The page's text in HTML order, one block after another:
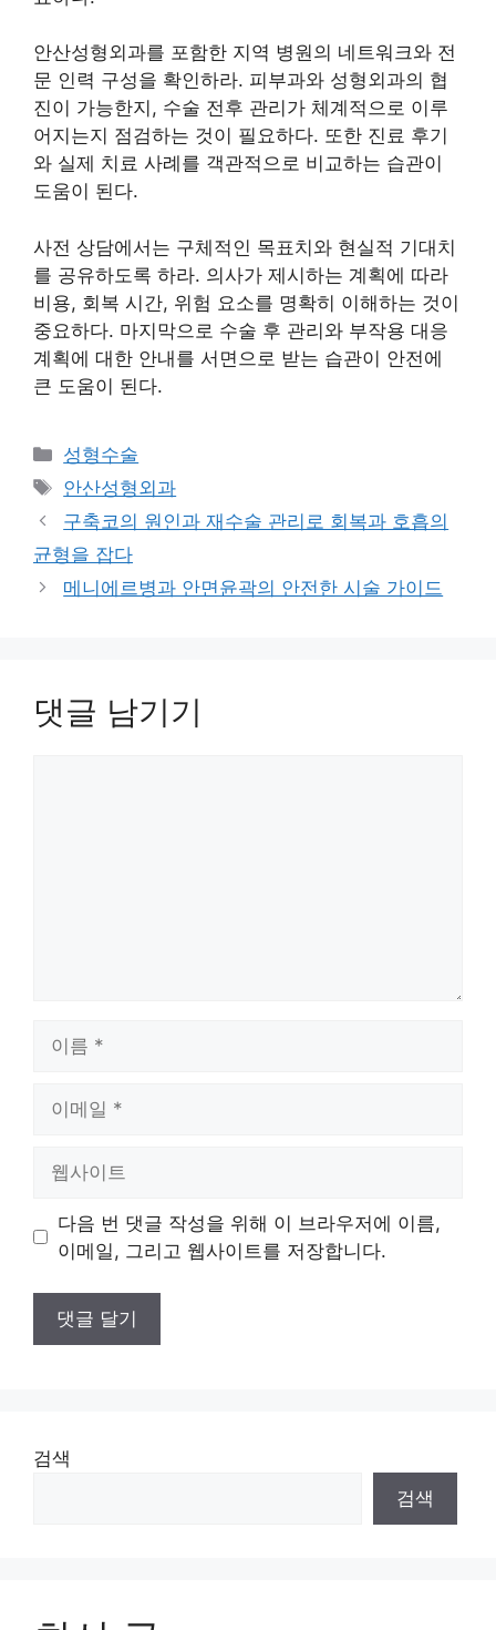
안산성형외과를 포함한 지역 병원의 네트워크와 전
문 인력 구성을 확인하라. 피부과와 성형외과의 협
진이 가능한지, 수술 전후 관리가 체계적으로 이루
어지는지 점검하는 것이 필요하다. 또한 진료 후기
와 실제 치료 사례를 객관적으로 비교하는 습관이
도움이 된다.
사전 상담에서는 구체적인 목표치와 현실적 기대치
를 공유하도록 하라. 의사가 제시하는 계획에 따라
비용, 회복 시간, 위험 요소를 명확히 이해하는 것이
중요하다. 마지막으로 수술 후 관리와 부작용 대응
계획에 대한 안내를 서면으로 받는 습관이 안전에
큰 도움이 된다.
카
테
리
성형수술
태
그
안산성형외과
구축코의 원인과 재수술 관리로 회복과 호흡의
균형을 잡다
메니에르병과 안면윤곽의 안전한 시술 가이드
댓글 남기기
트
다음 번 댓글 작성을 위해 이 브라우저에 이름,
이메일, 그리고 웹사이트를 저장합니다.
검색
검색